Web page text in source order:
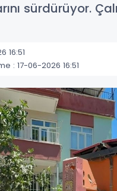
sürdürüyor.
16:51
: 17-06-2026 16:51